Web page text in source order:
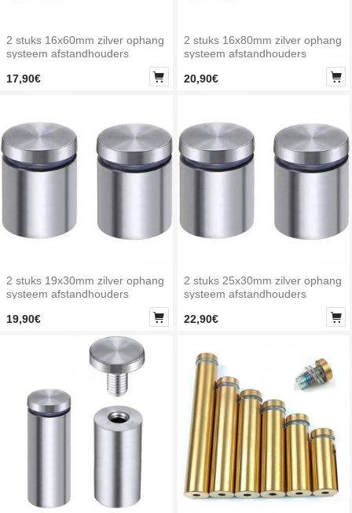
2 stuks 16x60mm zilver ophang
systeem afstandhouders
17,90€

2 stuks 16x80mm zilver ophang
systeem afstandhouders
20,90€

2 stuks 19x30mm zilver ophang
systeem afstandhouders
19,90€

2 stuks 25x30mm zilver ophang
systeem afstandhouders
22,90€
